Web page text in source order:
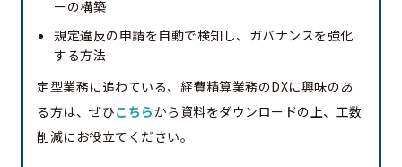
ーの構築
規定違反の申請を自動で検知し、ガバナンスを強化
する方法
定型業務に追わている、経費精算業務のDXに興味のあ
る方は、ぜひこちらから資料をダウンロードの上、工数
削減にお役立てください。